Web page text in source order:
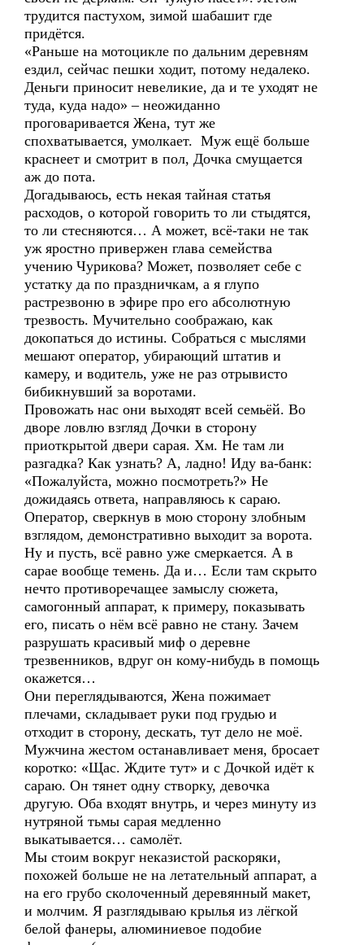
трудится пастухом, зимой шабашит где
придётся.
«Раньше на мотоцикле по дальним деревням
ездил, сейчас пешки ходит, потому недалеко.
Деньги приносит невеликие, да и те уходят не
туда, куда надо» – неожиданно
проговаривается Жена, тут же
спохватывается, умолкает. Муж ещё больше
краснеет и смотрит в пол, Дочка смущается
аж до пота.
Догадываюсь, есть некая тайная статья
расходов, о которой говорить то ли стыдятся,
то ли стесняются… А может, всё-таки не так
уж яростно привержен глава семейства
учению Чурикова? Может, позволяет себе с
устатку да по праздничкам, а я глупо
растрезвоню в эфире про его абсолютную
трезвость. Мучительно соображаю, как
докопаться до истины. Собраться с мыслями
мешают оператор, убирающий штатив и
камеру, и водитель, уже не раз отрывисто
бибикнувший за воротами.
Провожать нас они выходят всей семьёй. Во
дворе ловлю взгляд Дочки в сторону
приоткрытой двери сарая. Хм. Не там ли
разгадка? Как узнать? А, ладно! Иду ва-банк:
«Пожалуйста, можно посмотреть?» Не
дожидаясь ответа, направляюсь к сараю.
Оператор, сверкнув в мою сторону злобным
взглядом, демонстративно выходит за ворота.
Ну и пусть, всё равно уже смеркается. А в
сарае вообще темень. Да и… Если там скрыто
нечто противоречащее замыслу сюжета,
самогонный аппарат, к примеру, показывать
его, писать о нём всё равно не стану. Зачем
разрушать красивый миф о деревне
трезвенников, вдруг он кому-нибудь в помощь
окажется…
Они переглядываются, Жена пожимает
плечами, складывает руки под грудью и
отходит в сторону, дескать, тут дело не моё.
Мужчина жестом останавливает меня, бросает
коротко: «Щас. Ждите тут» и с Дочкой идёт к
сараю. Он тянет одну створку, девочка
другую. Оба входят внутрь, и через минуту из
нутряной тьмы сарая медленно
выкатывается… самолёт.
Мы стоим вокруг неказистой раскоряки,
похожей больше не на летательный аппарат, а
на его грубо сколоченный деревянный макет,
и молчим. Я разглядываю крылья из лёгкой
белой фанеры, алюминиевое подобие